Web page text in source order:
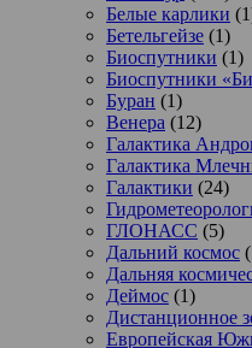
Белые карлики
Бетельгейзе (1)
Биоспутники (1)
Биоспутники
Буран (1)
Венера (12)
Галактика
Галактика
Галактики (24)
ГЛОНАСС (5)
Дальний космос
Дальняя
Деймос (1)
Дистанционное
Европейская